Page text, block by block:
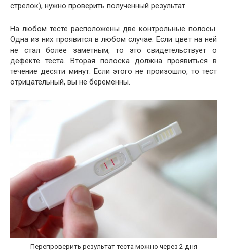
стрелок), нужно проверить полученный результат.
На любом тесте расположены две контрольные полосы.
Одна из них проявится в любом случае. Если цвет на ней
не стал более заметным, то это свидетельствует о
дефекте теста. Вторая полоска должна проявиться в
течение десяти минут. Если этого не произошло, то тест
отрицательный, вы не беременны.
Перепроверить результат теста можно через 2 дня